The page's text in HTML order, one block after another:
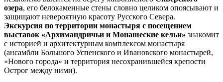
озера, его белокаменные стены словно целиком опоясывают и
защищают невероятную красоту Русского Севера.
Экскурсия по территории монастыря с посещением
выставок «Архимандричьи и Монашеские кельи» знакомит
с историей и архитектурным комплексом монастыря
(ансамбли Большого Успенского и Ивановского монастырей,
«Нового города» и территория несохранившейся крепости
Острог между ними).